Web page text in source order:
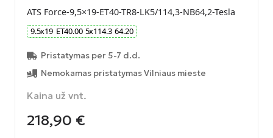
ATS Force-9,5×19-ET40-TR8-LK5/114,3-NB64,2-Tesla
9.5x19 ET40.00 5x114.3 64.20
Pristatymas per 5-7 d.d.
Nemokamas pristatymas Vilniaus mieste
Kaina už vnt.
218,90 €